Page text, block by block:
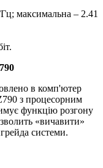
максимальна – 2.41
в комп'ютер
з процесорним
функцію розгону
«вичавити»
системи.